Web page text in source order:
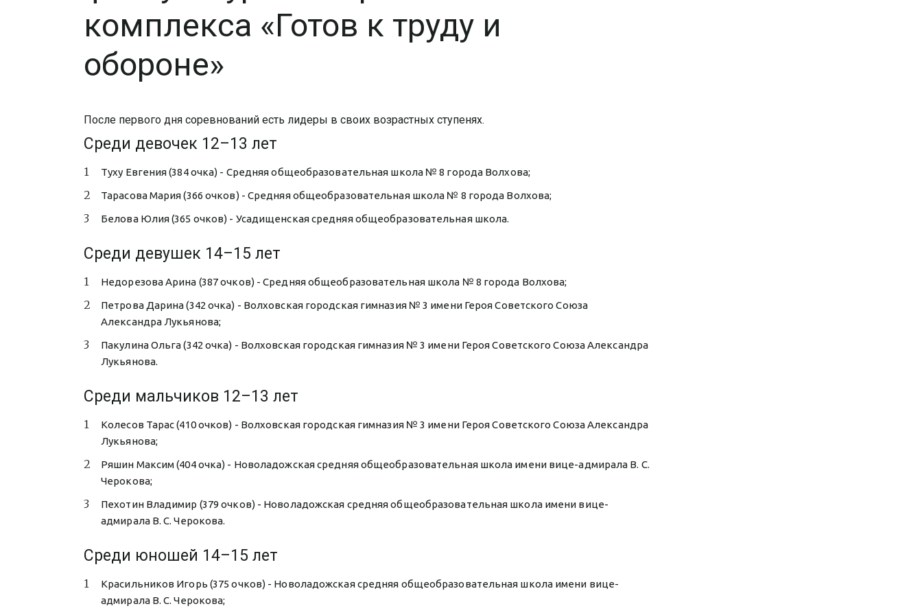
комплекса «Готов к труду и
обороне»
После первого дня соревнований есть лидеры в своих возрастных ступенях.
Среди девочек 12–13 лет
Туху Евгения (384 очка) - Средняя общеобразовательная школа № 8 города Волхова;
Тарасова Мария (366 очков) - Средняя общеобразовательная школа № 8 города Волхова;
Белова Юлия (365 очков) - Усадищенская средняя общеобразовательная школа.
Среди девушек 14–15 лет
Недорезова Арина (387 очков) - Средняя общеобразовательная школа № 8 города Волхова;
Петрова Дарина (342 очка) - Волховская городская гимназия № 3 имени Героя Советского Союза
Александра Лукьянова;
Пакулина Ольга (342 очка) - Волховская городская гимназия № 3 имени Героя Советского Союза Александра
Лукьянова.
Среди мальчиков 12–13 лет
Колесов Тарас (410 очков) - Волховская городская гимназия № 3 имени Героя Советского Союза Александра
Лукьянова;
Ряшин Максим (404 очка) - Новоладожская средняя общеобразовательная школа имени вице-адмирала В. С.
Черокова;
Пехотин Владимир (379 очков) - Новоладожская средняя общеобразовательная школа имени вице-
адмирала В. С. Черокова.
Среди юношей 14–15 лет
Красильников Игорь (375 очков) - Новоладожская средняя общеобразовательная школа имени вице-
адмирала В. С. Черокова;